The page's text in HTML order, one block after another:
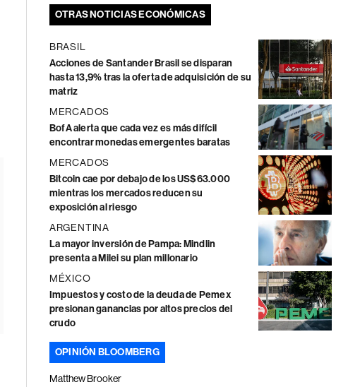
OTRAS NOTICIAS ECONÓMICAS
BRASIL
Acciones de Santander Brasil se disparan
hasta 13,9% tras la oferta de adquisición de su
matriz
MERCADOS
BofA alerta que cada vez es más difícil
encontrar monedas emergentes baratas
MERCADOS
Bitcoin cae por debajo de los US$63.000
mientras los mercados reducen su
exposición al riesgo
ARGENTINA
La mayor inversión de Pampa: Mindlin
presenta a Milei su plan millonario
MÉXICO
Impuestos y costo de la deuda de Pemex
presionan ganancias por altos precios del
crudo
OPINIÓN BLOOMBERG
Matthew Brooker